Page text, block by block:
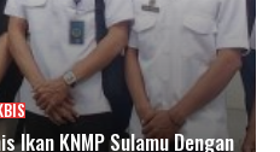
Ikan KNMP Sulamu Dengan